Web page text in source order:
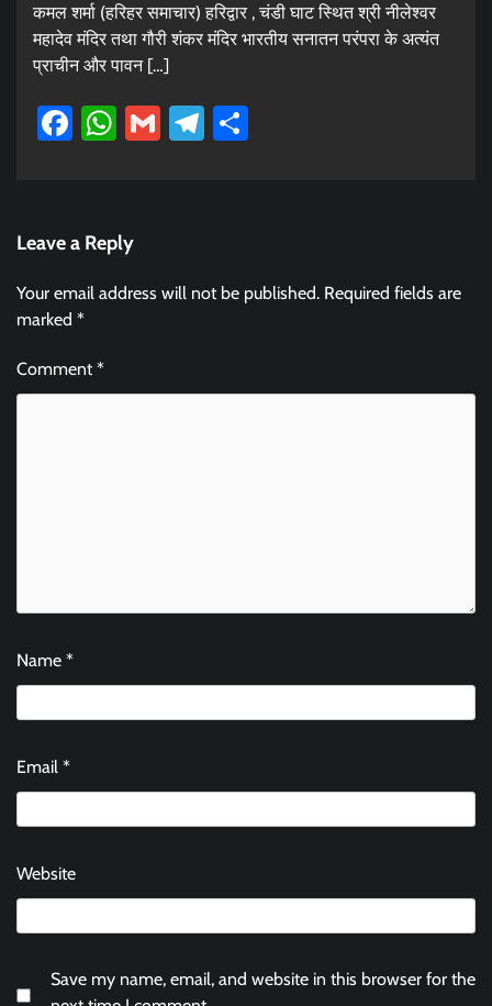
कमल शर्मा (हरिहर समाचार) हरिद्वार , चंडी घाट स्थित श्री नीलेश्वर
महादेव मंदिर तथा गौरी शंकर मंदिर भारतीय सनातन परंपरा के अत्यंत
प्राचीन और पावन […]
Facebook
WhatsApp
GmailTelegram
Leave a Reply
Your email address will not be published. Required fields are
marked *
Comment*
Name *
Email *
Website
Save my name, email, and website in this browser for the